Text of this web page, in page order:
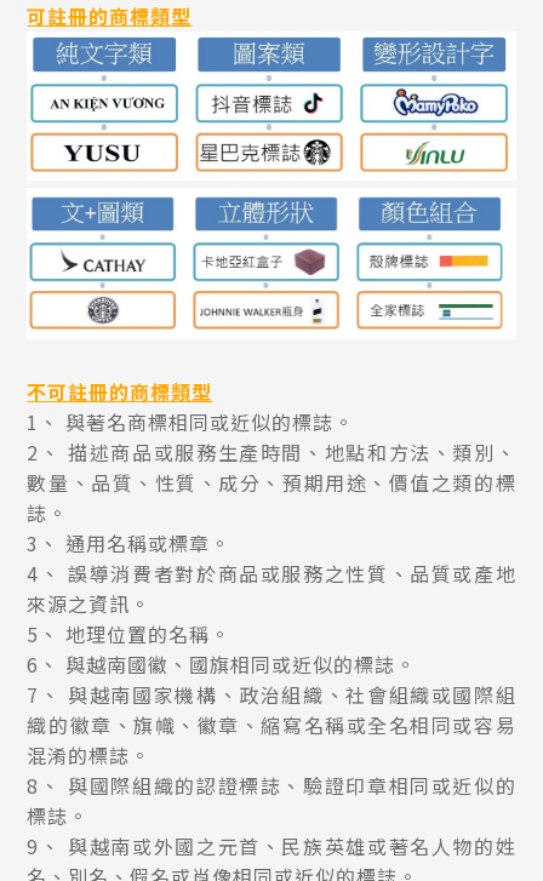
可註冊的商標類型
不可註冊的商標類型
1、 與著名商標相同或近似的標誌。
2、 描述商品或服務生產時間、地點和方法、類別、
數量、品質、性質、成分、預期用途、價值之類的標
誌。
3、 通用名稱或標章。
4、 誤導消費者對於商品或服務之性質、品質或產地
來源之資訊。
5、 地理位置的名稱。
6、 與越南國徽、國旗相同或近似的標誌。
7、 與越南國家機構、政治組織、社會組織或國際組
織的徽章、旗幟、徽章、縮寫名稱或全名相同或容易
混淆的標誌。
8、 與國際組織的認證標誌、驗證印章相同或近似的
標誌。
9、 與越南或外國之元首、民族英雄或著名人物的姓